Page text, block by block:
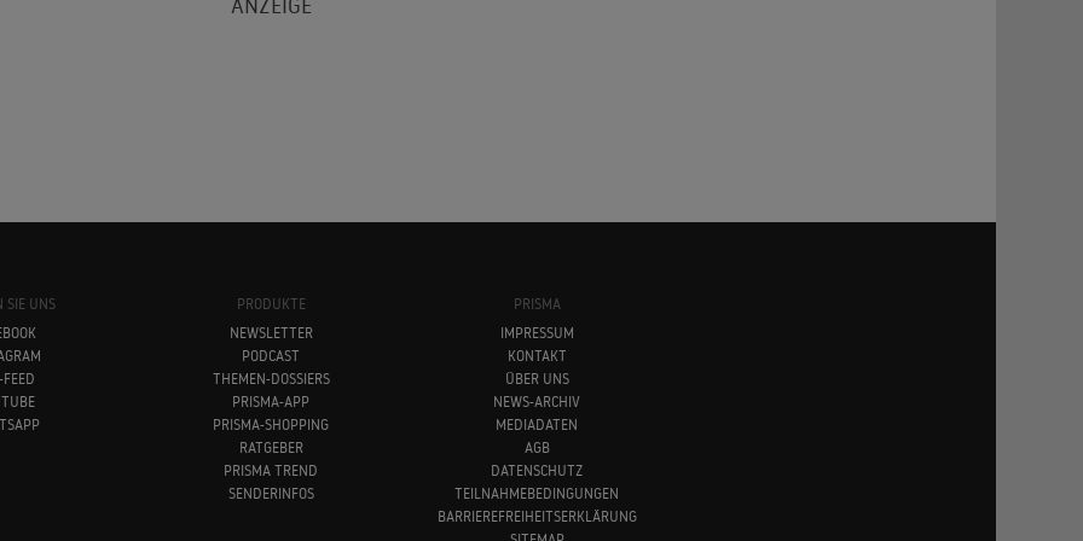
SIE UNS
FEED
PRODUKTE
NEWSLETTER
PODCAST
THEMEN-DOSSIERS
PRISMA-APP
PRISMA-SHOPPING
RATGEBER
PRISMA TREND
SENDERINFOS
PRISMA
IMPRESSUM
KONTAKT
ÜBER UNS
NEWS-ARCHIV
MEDIADATEN
AGB
DATENSCHUTZ
TEILNAHMEBEDINGUNGEN
BARRIEREFREIHEITSERKLÄRUNG